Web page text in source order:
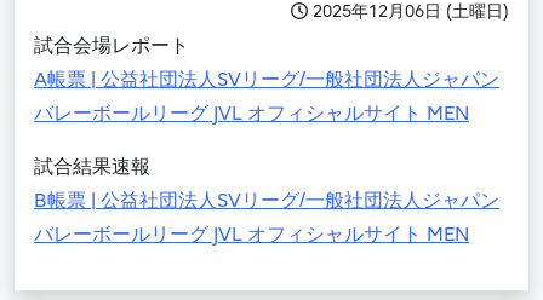
2025年12月06日 (土曜日)
試合会場レポート
A帳票 | 公益社団法人SVリーグ/一般社団法人ジャパン
バレーボールリーグ JVL オフィシャルサイト MEN
試合結果速報
B帳票 | 公益社団法人SVリーグ/一般社団法人ジャパン
バレーボールリーグ JVL オフィシャルサイト MEN